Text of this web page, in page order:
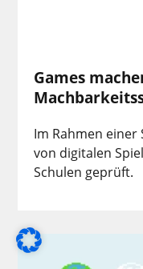
Games
Im Rahmen einer
von digitalen
Schulen geprüft.